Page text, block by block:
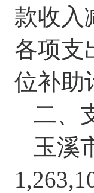
款收入
各项支
位补助
二、
玉溪
1,263,